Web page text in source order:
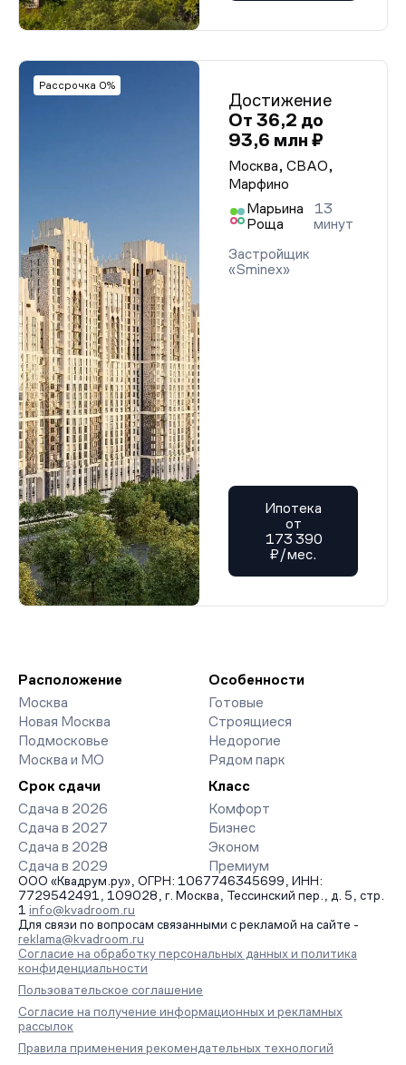
Рассрочка 0%
Достижение
От 36,2 до
93,6 млн ₽
Москва, СВАО,
Марфино
Марьина
Роща
13
минут
Застройщик
«Sminex»
Ипотека
от
173 390
₽/мес.
Расположение
Москва
Новая Москва
Подмосковье
Москва и МО
Особенности
Готовые
Строящиеся
Недорогие
Рядом парк
Срок сдачи
Сдача в 2026
Сдача в 2027
Сдача в 2028
Сдача в 2029
Класс
Комфорт
Бизнес
Эконом
Премиум
ООО «Квадрум.ру», ОГРН: 1067746345699, ИНН:
7729542491, 109028, г. Москва, Тессинский пер., д. 5, стр.
1 info@kvadroom.ru
Для связи по вопросам связанными с рекламой на сайте -
reklama@kvadroom.ru
Согласие на обработку персональных данных и политика
конфиденциальности
Пользовательское соглашение
Согласие на получение информационных и рекламных
рассылок
Правила применения рекомендательных технологий